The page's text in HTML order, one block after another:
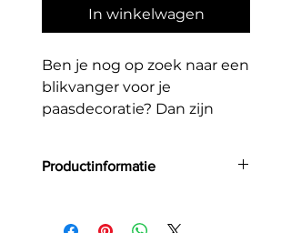
In winkelwagen
Ben je nog op zoek naar een
blikvanger voor je
paasdecoratie? Dan zijn
de eieren afzonderlijk
Productinformatie
op te hangen gemaakt van